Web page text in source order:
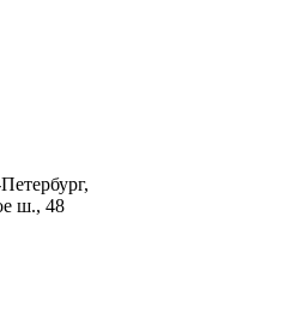
ш., 48